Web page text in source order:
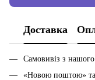
Доставка
Самовивіз з
«Новою поштою»